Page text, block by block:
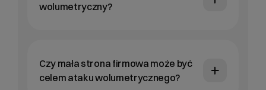
wolumetryczny?
Czy mała strona firmowa może być
celem ataku wolumetrycznego?